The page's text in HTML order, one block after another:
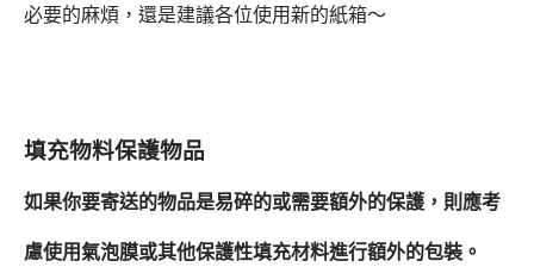
必要的麻煩，還是建議各位使用新的紙箱～
填充物料保護物品
如果你要寄送的物品是易碎的或需要額外的保護，則應考
慮使用氣泡膜或其他保護性填充材料進行額外的包裝。